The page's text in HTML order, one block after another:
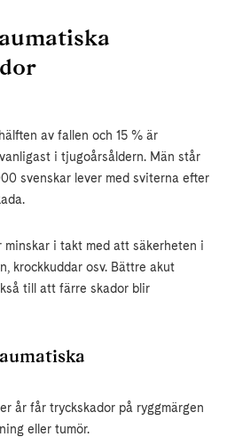
av fallen och 15 % är
i tjugoårsåldern. Män står
svenskar lever med sviterna efter
minskar i takt med att säkerheten i
krockkuddar osv. Bättre akut
till att färre skador blir
år får tryckskador på ryggmärgen
eller tumör.